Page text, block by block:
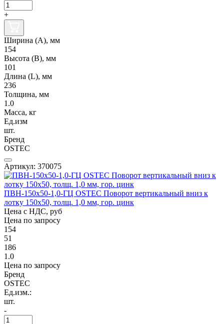
+
Ширина (А), мм
154
Высота (В), мм
101
Длина (L), мм
236
Толщина, мм
1.0
Масса, кг
Ед.изм
шт.
Бренд
OSTEC
Артикул: 370075
ПВН-150х50-1,0-ГЦ OSTEC Поворот вертикальный вниз к
лотку 150х50, толщ. 1,0 мм, гор. цинк
Цена с НДС, руб
Цена по запросу
154
51
186
1.0
Цена по запросу
Бренд
OSTEC
Ед.изм.:
шт.
-